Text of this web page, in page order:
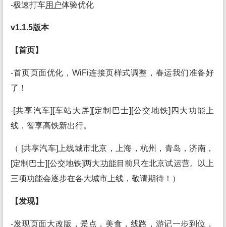
-极速打车用户体验优化
v1.1.5版本
【首页】
-首页页面优化，WiFi连接页样式调整，春运我们准备好
了！
-[共享汽车][车站大屏][定制巴士][公交地铁]四大功能 上
线，智享高铁新出行。
（ [共享汽车]上线城市北京，上海，杭州，青岛，济南，
[定制巴士][公交地铁]两大功能目前只在北京试运营。以上
三项功能会逐步在各大城市上线，敬请期待！）
【发现】
-发现页面大改版 ，景点，美食，线路，游记一步到位，